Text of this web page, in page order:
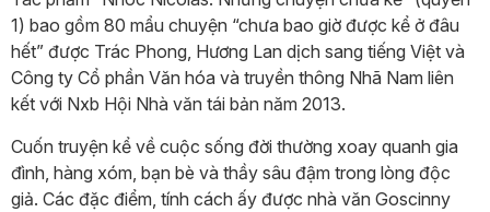
1) bao gồm 80 mẩu chuyện “chưa bao giờ được kể ở đâu
hết” được Trác Phong, Hương Lan dịch sang tiếng Việt và
Công ty Cổ phần Văn hóa và truyền thông Nhã Nam liên
kết với Nxb Hội Nhà văn tái bản năm 2013.
Cuốn truyện kể về cuộc sống đời thường xoay quanh gia
đình, hàng xóm, bạn bè và thầy sâu đậm trong lòng độc
giả. Các đặc điểm, tính cách ấy được nhà văn Goscinny